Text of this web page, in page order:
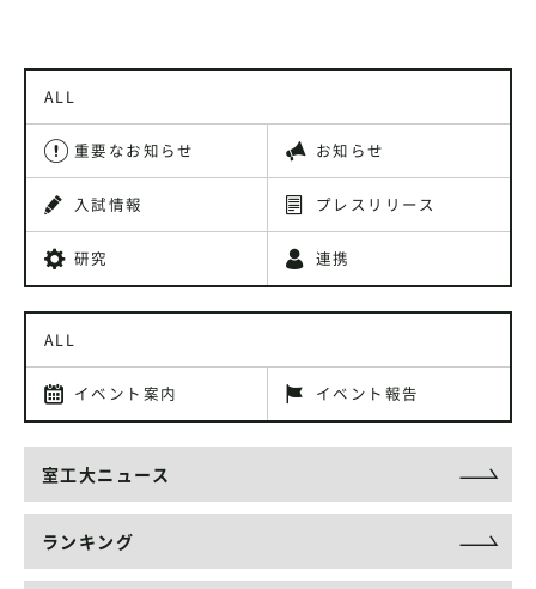
ALL
重要なお知らせ お知らせ
入試情報 プレスリリース
研究 連携
ALL
イベント案内 イベント報告
室工大ニュース
ランキング